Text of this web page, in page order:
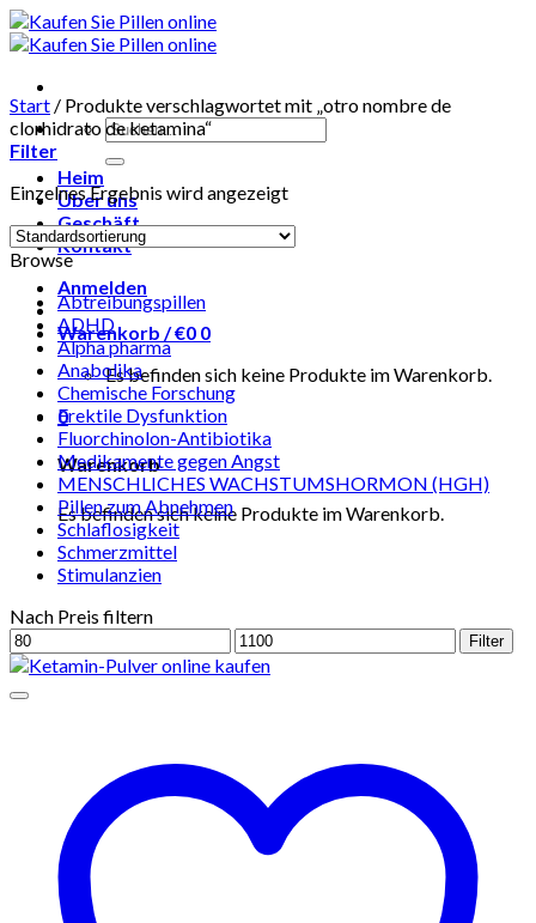
Skip
to
Suchen
nach:
Heim
Über uns
Geschäft
Kontakt
Anmelden
Warenkorb /€0 0
Es befinden sich keine Produkte im Warenkorb.
0
Warenkorb
Es befinden sich keine Produkte im Warenkorb.
Start / Produkte verschlagwortet mit „otro nombre de
clorhidrato de ketamina“
Filter
Einzelnes Ergebnis wird angezeigt
Browse
Abtreibungspillen
ADHD
Alpha pharma
Anabolika
Chemische Forschung
Erektile Dysfunktion
Fluorchinolon-Antibiotika
Medikamente gegen Angst
MENSCHLICHES WACHSTUMSHORMON (HGH)
Pillen zum Abnehmen
Schlaflosigkeit
Schmerzmittel
Stimulanzien
Nach Preis filtern
Min.
Preis
Max.
Preis
Filter